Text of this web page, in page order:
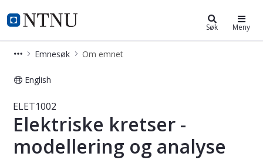
NTNU Hjemmeside
Studier Søk Meny
Emnesøk Om emnet
English
Emne - Elektriske kretser -
ELET1002
Elektriske kretser -
modellering og analyse